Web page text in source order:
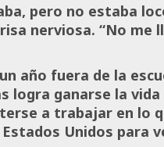
pero no estaba
nerviosa. “No
año fuera de la
logra ganarse la
a trabajar en lo
Unidos para